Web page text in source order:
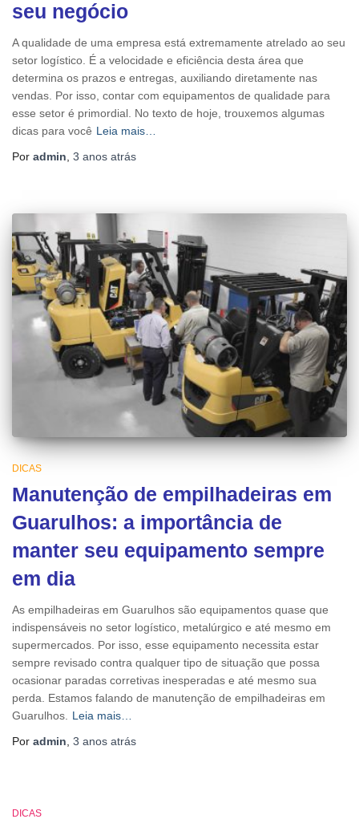
seu negócio
A qualidade de uma empresa está extremamente atrelado ao seu
setor logístico. É a velocidade e eficiência desta área que
determina os prazos e entregas, auxiliando diretamente nas
vendas. Por isso, contar com equipamentos de qualidade para
esse setor é primordial. No texto de hoje, trouxemos algumas
dicas para você Leia mais…
Por admin, 3 anos atrás
DICAS
Manutenção de empilhadeiras em
Guarulhos: a importância de
manter seu equipamento sempre
em dia
As empilhadeiras em Guarulhos são equipamentos quase que
indispensáveis no setor logístico, metalúrgico e até mesmo em
supermercados. Por isso, esse equipamento necessita estar
sempre revisado contra qualquer tipo de situação que possa
ocasionar paradas corretivas inesperadas e até mesmo sua
perda. Estamos falando de manutenção de empilhadeiras em
Guarulhos.
Leia mais…
Por admin 3 anos atrás
DICAS